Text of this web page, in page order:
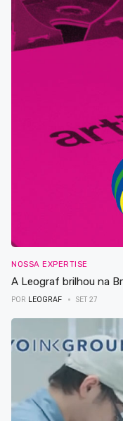
NOSSA EXPERTISE
A Leograf brilhou na
POR LEOGRAF SET 27